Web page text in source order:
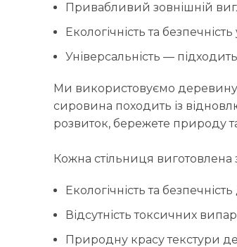
Привабливий зовнішній
Екологічність та
Універсальність — підходить
Ми використовуємо
сировина походить із
розвиток, бережете природу
Кожна стільниця виготовлена
Екологічність та
Відсутність токсичних
Природну красу текстури